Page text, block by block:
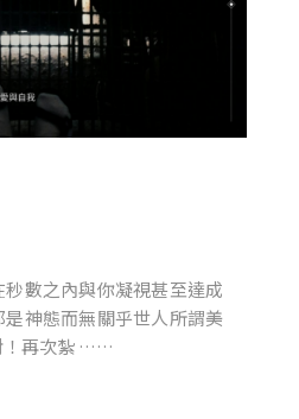
數之內與你凝視甚至達成
神態而無關乎世人所謂美
！再次紮 ……